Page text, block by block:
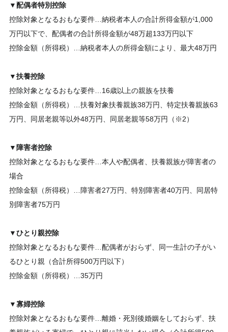
▼配偶者特別控除
控除対象となるおもな要件…納税者本人の合計所得金額が1,000
万円以下で、配偶者の合計所得金額が48万超133万円以下
控除金額（所得税）…納税者本人の所得金額により、最大48万円
▼扶養控除
控除対象となるおもな要件…16歳以上の親族を扶養
控除金額（所得税）…扶養対象扶養親族38万円、特定扶養親族63
万円、同居老親等以外48万円、同居老親等58万円（※2）
▼障害者控除
控除対象となるおもな要件…本人や配偶者、扶養親族が障害者の
場合
控除金額（所得税）…障害者27万円、特別障害者40万円、同居特
別障害者75万円
▼ひとり親控除
控除対象となるおもな要件…配偶者がおらず、同一生計の子がい
るひとり親（合計所得500万円以下）
控除金額（所得税）…35万円
▼寡婦控除
控除対象となるおもな要件…離婚・死別後婚姻をしておらず、扶